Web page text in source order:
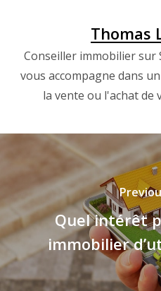
Thomas
Conseiller immobilier sur
vous accompagne dans
la vente ou l'achat de
Quel intérêt
immobilier